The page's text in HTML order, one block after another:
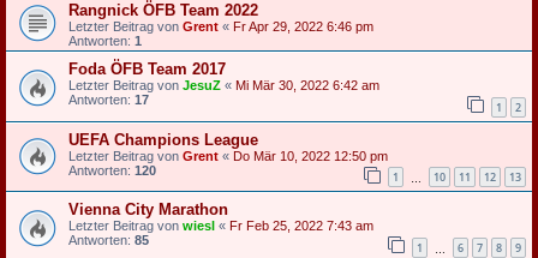
Rangnick ÖFB Team 2022
Letzter Beitrag von Grent « Fr Apr 29, 2022 6:46 pm
Antworten: 1
Foda ÖFB Team 2017
Letzter Beitrag von JesuZ « Mi Mär 30, 2022 6:42 am
Antworten: 17 1 2
UEFA Champions League
Letzter Beitrag von Grent « Do Mär 10, 2022 12:50 pm
Antworten: 120 1 10 11 12 13
Vienna City Marathon
Letzter Beitrag von wiesl « Fr Feb 25, 2022 7:43 am
Antworten: 85 1 6 7 8 9